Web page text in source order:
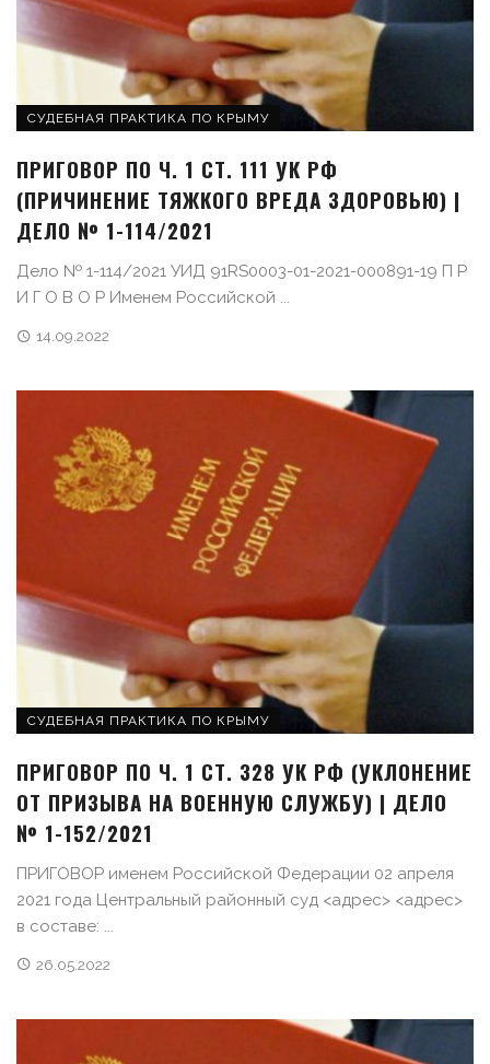
СУДЕБНАЯ ПРАКТИКА ПО КРЫМУ
ПРИГОВОР ПО Ч. 1 СТ. 111 УК РФ
(ПРИЧИНЕНИЕ ТЯЖКОГО ВРЕДА ЗДОРОВЬЮ) |
ДЕЛО № 1-114/2021
Дело № 1-114/2021 УИД 91RS0003-01-2021-000891-19 П Р
И Г О В О Р Именем Российской ...
14.09.2022
СУДЕБНАЯ ПРАКТИКА ПО КРЫМУ
ПРИГОВОР ПО Ч. 1 СТ. 328 УК РФ (УКЛОНЕНИЕ
ОТ ПРИЗЫВА НА ВОЕННУЮ СЛУЖБУ) | ДЕЛО
№ 1-152/2021
ПРИГОВОР именем Российской Федерации 02 апреля
2021 года Центральный районный суд <адрес> <адрес>
в составе: ...
26.05.2022